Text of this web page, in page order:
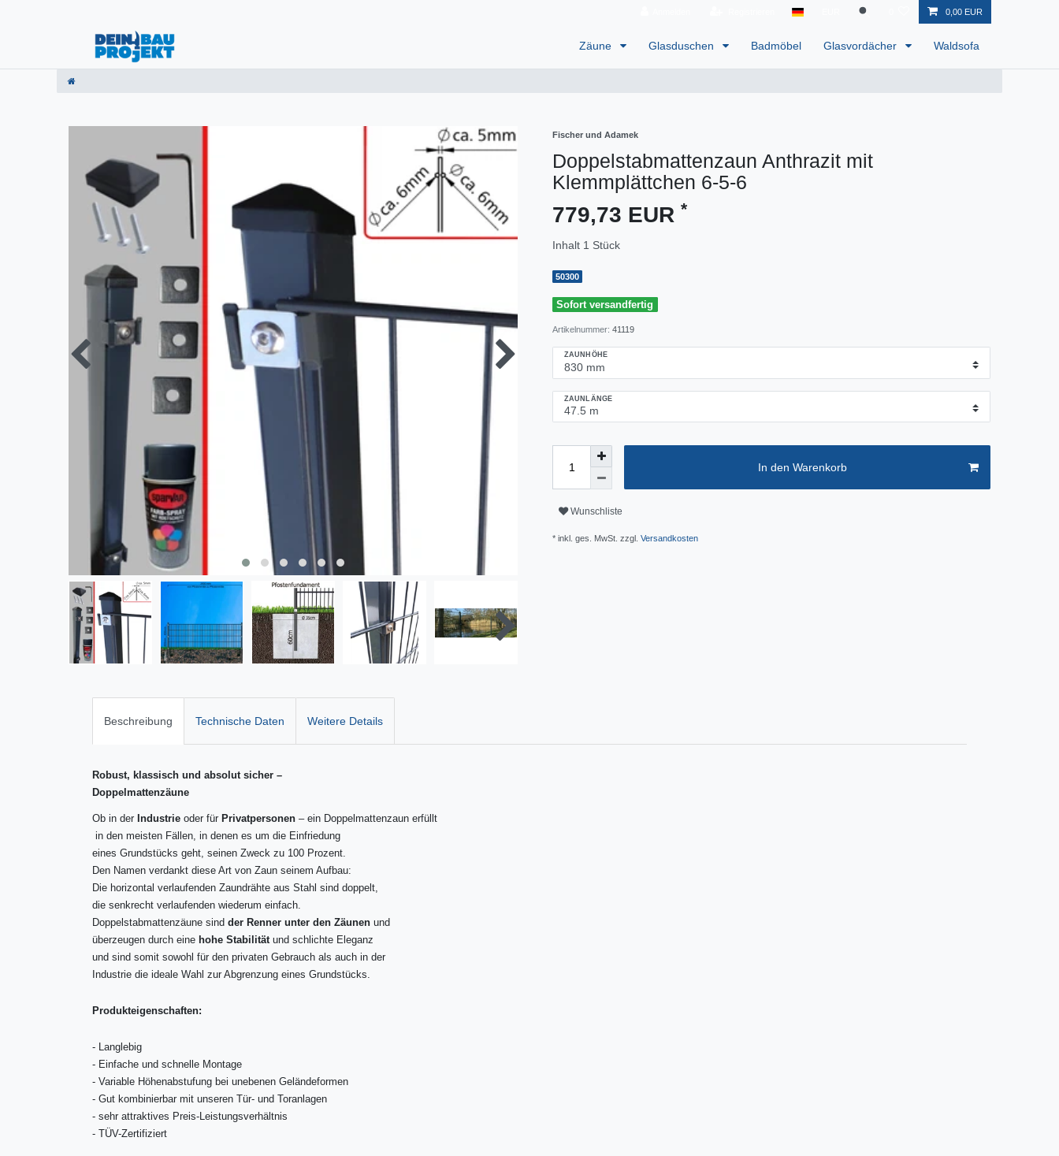
0,00 EUR
Zäune Glasduschen Badmöbel Glasvordächer Waldsofa
Fischer und Adamek
Doppelstabmattenzaun Anthrazit mit
Klemmplättchen 6-5-6
779,73 EUR *
Inhalt 1 Stück
50300
Sofort versandfertig
Artikelnummer: 41119
ZAUNHÖHE
ZAUNLÄNGE
In den Warenkorb
Wunschliste
* inkl. ges. MwSt. zzgl. Versandkosten
Beschreibung Technische Daten Weitere Details
Robust, klassisch und absolut sicher –
Doppelmattenzäune
Ob in der Industrie oder für Privatpersonen – ein Doppelmattenzaun erfüllt
in den meisten Fällen, in denen es um die Einfriedung
eines Grundstücks geht, seinen Zweck zu 100 Prozent.
Den Namen verdankt diese Art von Zaun seinem Aufbau:
Die horizontal verlaufenden Zaundrähte aus Stahl sind doppelt,
die senkrecht verlaufenden wiederum einfach.
Doppelstabmattenzäune sindder Renner unter den Zäunen und
überzeugen durch eine hohe Stabilität und schlichte Eleganz
und sind somit sowohl für den privaten Gebrauch als auch in der
Industrie die ideale Wahl zur Abgrenzung eines Grundstücks.
Produkteigenschaften:
- Langlebig
- Einfache und schnelle Montage
- Variable Höhenabstufung bei unebenen Geländeformen
- Gut kombinierbar mit unseren Tür- und Toranlagen
- sehr attraktives Preis-Leistungsverhältnis
- TÜV-Zertifiziert